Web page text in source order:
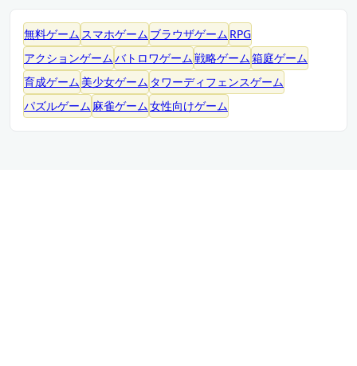
無料ゲーム スマホゲーム ブラウザゲーム RPG
アクションゲームバトロワゲーム戦略ゲーム箱庭ゲーム
育成ゲーム 美少女ゲーム タワーディフェンスゲーム
パズルゲーム 麻雀ゲーム女性向けゲーム